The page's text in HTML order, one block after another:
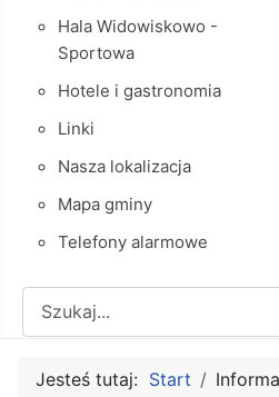
Hala Widowiskowo -
Sportowa
Hotele i gastronomia
Linki
Nasza lokalizacja
Mapa gminy
Telefony alarmowe
Jesteś tutaj: Start